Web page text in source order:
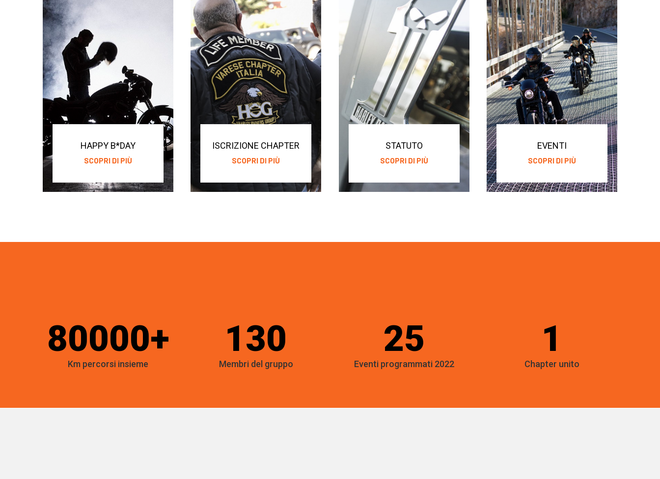
HAPPY B*DAY
SCOPRI DI PIÙ
ISCRIZIONE CHAPTER
SCOPRI DI PIÙ
STATUTO
SCOPRI DI PIÙ
EVENTI
SCOPRI DI PIÙ
80000+
Km percorsi insieme
130
Membri del gruppo
25
Eventi programmati 2022
1
Chapter unito